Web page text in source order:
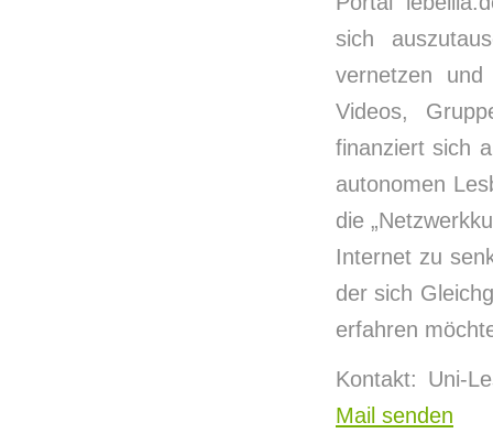
sich
vernetzen
Videos,
finanziert sich
autonomen
die
Internet zu
der sich
erfahren
Kontakt: Uni-
Mail senden